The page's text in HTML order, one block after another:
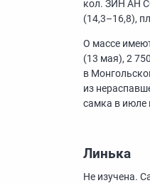
кол. ЗИН АН
(14,3–16,8),
О массе
(13 мая), 2
в
из
самка в июле
Линька
Не изучена.